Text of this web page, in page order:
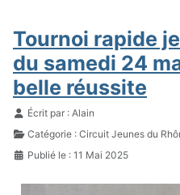
Tournoi rapide
du samedi 24
belle réussite
Détails
Écrit par : Alain
Catégorie : Circuit Jeunes du
Publié le : 11 Mai 2025